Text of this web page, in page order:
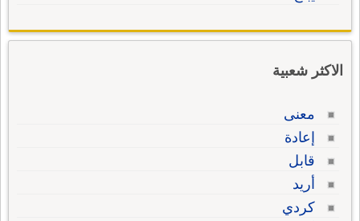
الاكثر شعبية
معنى
إعادة
قابل
أريد
كردي